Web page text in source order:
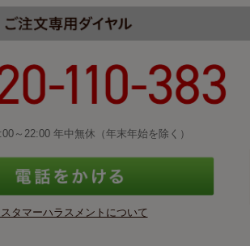
～22:00 年中無休（年末年始を除く）
スタマーハラスメントについて